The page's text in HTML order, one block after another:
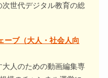
世代デジタル教育の総
ーブ（大人・社会人向
人のための動画編集専